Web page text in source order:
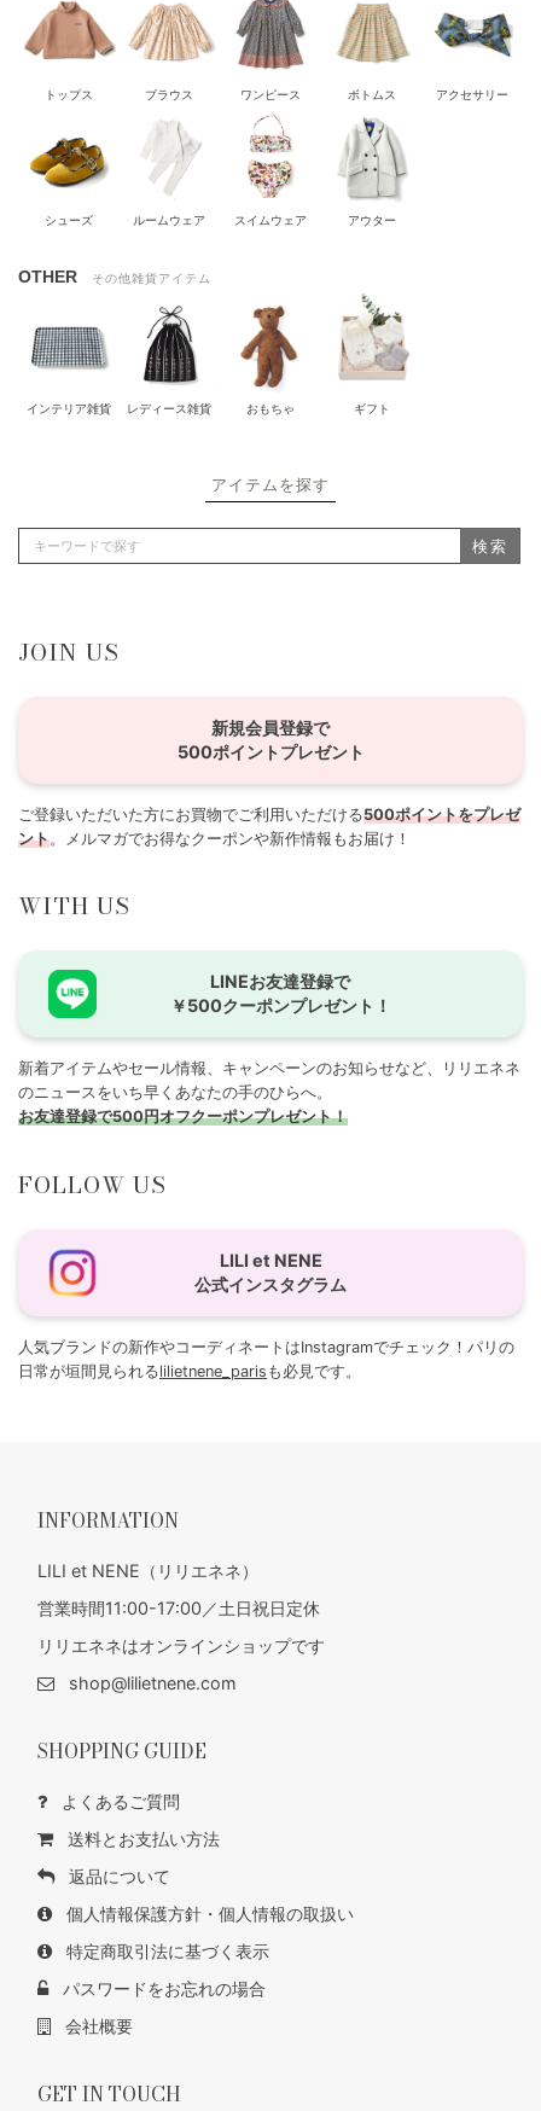
トップス ブラウス ワンピース ボトムス アクセサリー
シューズ ルームウェア スイムウェア アウター
OTHER その他雑貨アイテム
インテリア雑貨 レディース雑貨 おもちゃ ギフト
アイテムを探す
検索
JOIN US
新規会員登録で
500ポイントプレゼント
ご登録いただいた方にお買物でご利用いただける500ポイントをプレゼ
ント。メルマガでお得なクーポンや新作情報もお届け！
WITH US
LINEお友達登録で
￥500クーポンプレゼント！
新着アイテムやセール情報、キャンペーンのお知らせなど、リリエネネ
のニュースをいち早くあなたの手のひらへ。
お友達登録で500円オフクーポンプレゼント！
FOLLOW US
LILI et NENE
公式インスタグラム
人気ブランドの新作やコーディネートはInstagramでチェック！パリの
日常が垣間見られるlilietnene_paris も必見です。
INFORMATION
LILI et NENE（リリエネネ）
営業時間11:00-17:00／土日祝日定休
リリエネネはオンラインショップです
shop@lilietnene.com
SHOPPING GUIDE
よくあるご質問
送料とお支払い方法
返品について
個人情報保護方針・個人情報の取扱い
特定商取引法に基づく表示
パスワードをお忘れの場合
会社概要
GET IN TOUCH